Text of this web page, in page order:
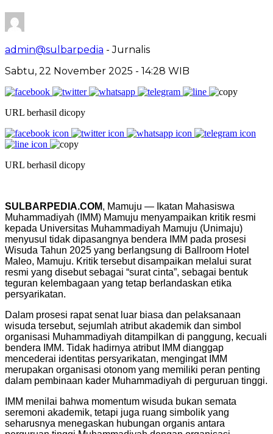
admin@sulbarpedia - Jurnalis
Sabtu, 22 November 2025 - 14:28 WIB
URL berhasil dicopy
URL berhasil dicopy
SULBARPEDIA.COM, Mamuju — Ikatan Mahasiswa
Muhammadiyah (IMM) Mamuju menyampaikan kritik resmi
kepada Universitas Muhammadiyah Mamuju (Unimaju)
menyusul tidak dipasangnya bendera IMM pada prosesi
Wisuda Tahun 2025 yang berlangsung di Ballroom Hotel
Maleo, Mamuju. Kritik tersebut disampaikan melalui surat
resmi yang disebut sebagai “surat cinta”, sebagai bentuk
teguran kelembagaan yang tetap berlandaskan etika
persyarikatan.
Dalam prosesi rapat senat luar biasa dan pelaksanaan
wisuda tersebut, sejumlah atribut akademik dan simbol
organisasi Muhammadiyah ditampilkan di panggung, kecuali
bendera IMM. Tidak hadirnya atribut IMM dianggap
mencederai identitas persyarikatan, mengingat IMM
merupakan organisasi otonom yang memiliki peran penting
dalam pembinaan kader Muhammadiyah di perguruan tinggi.
IMM menilai bahwa momentum wisuda bukan semata
seremoni akademik, tetapi juga ruang simbolik yang
seharusnya menegaskan hubungan organis antara